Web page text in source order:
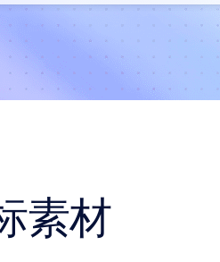
素材